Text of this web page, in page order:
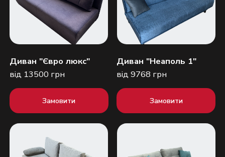
Диван "Євро люкс"
від 13500 грн
Замовити
Диван "Неаполь 1"
від 9768 грн
Замовити